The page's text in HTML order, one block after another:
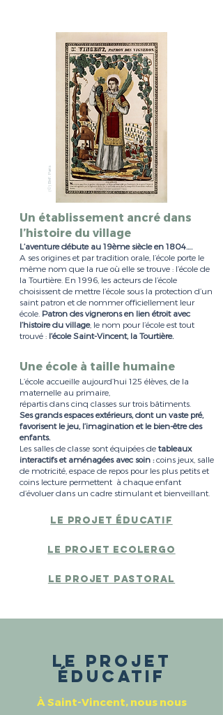
(©) BnF, Paris
Un établissement ancré dans
l’histoire du village
L’aventure débute au 19ème siècle en 1804….
A ses origines et par tradition orale, l’école porte le
même nom que la rue où elle se trouve : l’école de
la Tourtière. En 1996, les acteurs de l’école
choisissent de mettre l’école sous la protection d’un
saint patron et de nommer officiellement leur
école. Patron des vignerons en lien étroit avec
l’histoire du village, le nom pour l’école est tout
trouvé : l’école Saint-Vincent, la Tourtière.
Une école à taille humaine
L’école accueille aujourd’hui 125 élèves, de la
maternelle au primaire,
répartis dans cinq classes sur trois bâtiments.
Ses grands espaces extérieurs, dont un vaste pré,
favorisent le jeu, l’imagination et le bien-être des
enfants.
Les salles de classe sont équipées de tableaux
interactifs et aménagées avec soin :coins jeux, salle
de motricité, espace de repos pour les plus petits et
coins lecture permettent à chaque enfant
d’évoluer dans un cadre stimulant et bienveillant.
Le projet éducatif
Le projet ecolergo
Le projet pastoral
Le projet
éducatif
À Saint-Vincent, nous nous